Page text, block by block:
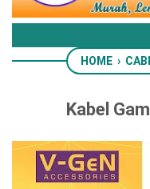
HOME ›
Kabel